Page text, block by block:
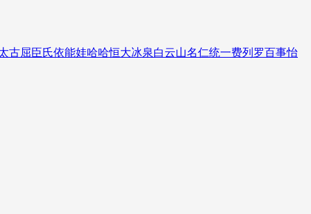
古屈臣氏依能娃哈哈恒大冰泉白云山名仁统一费列罗百事怡